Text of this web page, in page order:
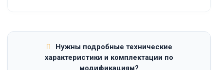
Нужны подробные технические
характеристики и комплектации по
модификациям?